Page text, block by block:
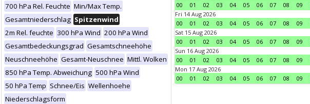
700 hPa Rel. Feuchte Min/Max Temp.
Gesamtniederschlag Spitzenwind
2m Rel. feuchte 300 hPa Wind 200 hPa Wind
Gesamtbedeckungsgrad Gesamtschneehöhe
Neuschneehöhe Gesamt-Neuschnee Mittl. Wolken
850 hPa Temp. Abweichung 500 hPa Wind
50 hPa Temp Schnee/Eis Wellenhoehe
Niederschlagsform
00
01 02 03 04 05 06 07 08 09
Fri 14 Aug 2026
00
01 02 03 04 05 06 07 08 09
Sat 15 Aug 2026
00
01 02 03 04 05 06 07 08 09
Sun 16 Aug 2026
00
01 02 03 04 05 06 07 08 09
Mon 17 Aug 2026
00
01 02 03 04 05 06 07 08 09